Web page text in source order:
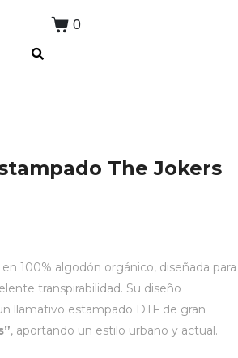
0
The Jokers
100% algodón orgánico, diseñada para
transpirabilidad. Su diseño
llamativo estampado DTF de gran
, aportando un estilo urbano y actual.